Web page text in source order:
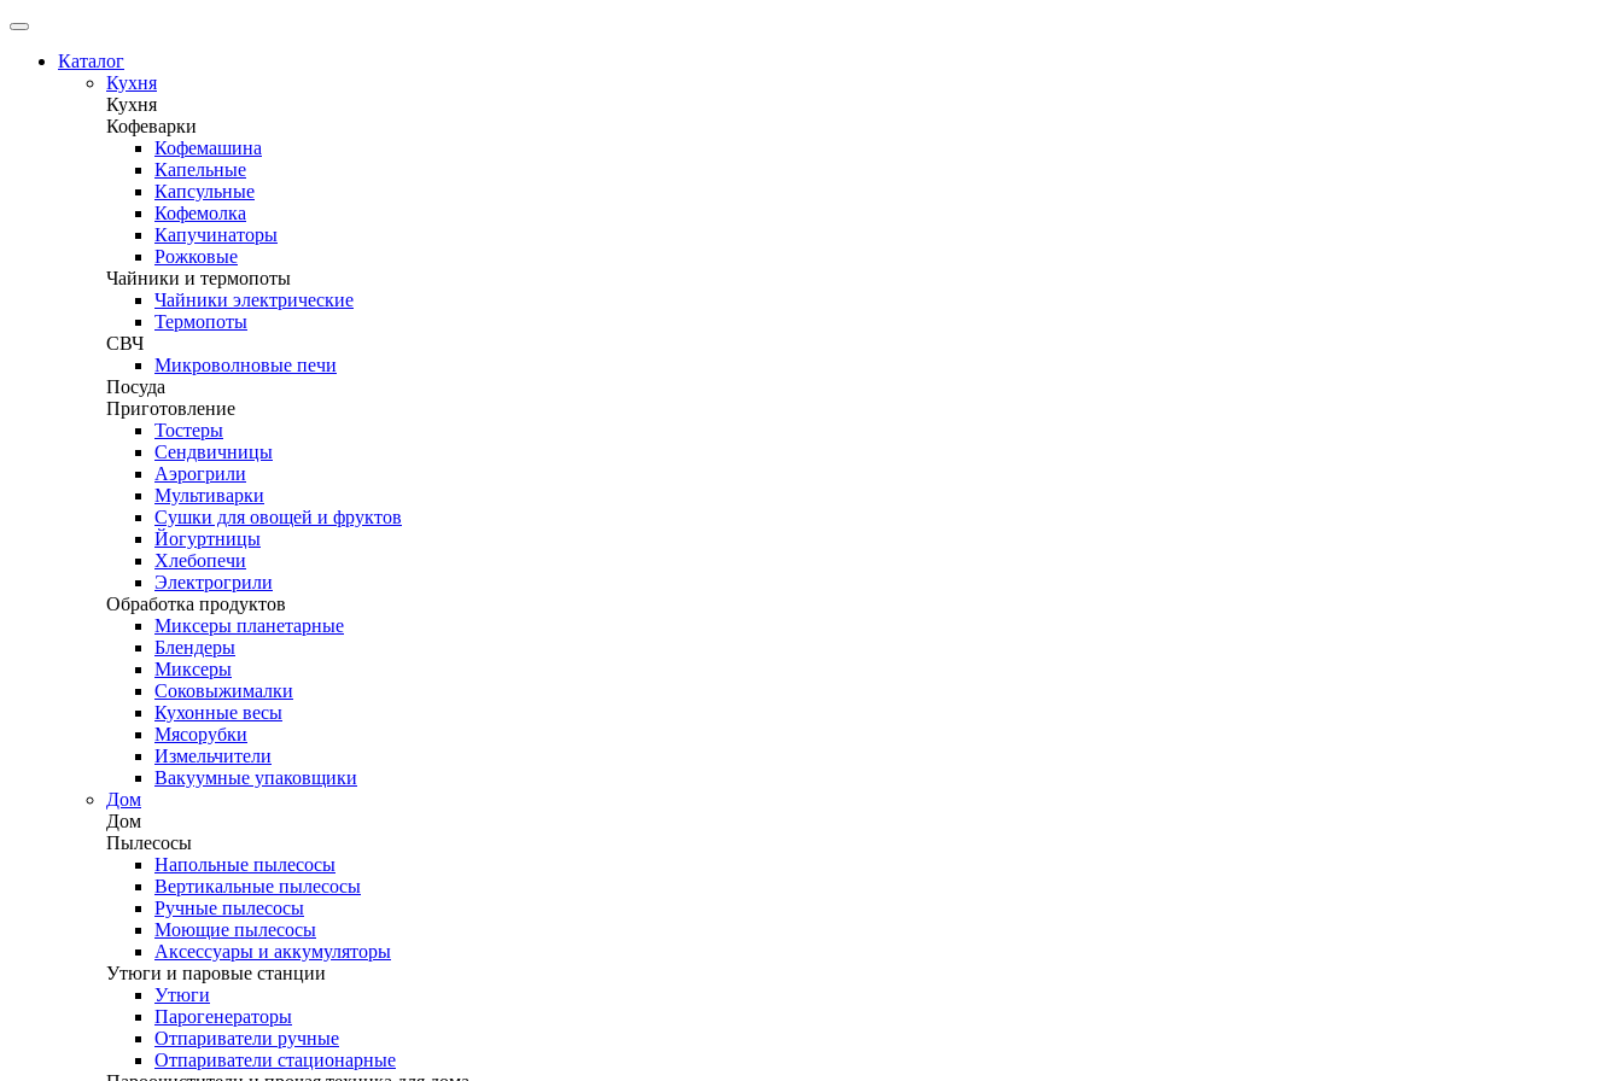
Каталог
Кухня
Кухня
Кофеварки
Кофемашина
Капельные
Капсульные
Кофемолка
Капучинаторы
Рожковые
Чайники и термопоты
Чайники электрические
Термопоты
СВЧ
Микроволновые печи
Посуда
Приготовление
Тостеры
Сендвичницы
Аэрогрили
Мультиварки
Сушки для овощей и фруктов
Йогуртницы
Хлебопечи
Электрогрили
Обработка продуктов
Миксеры планетарные
Блендеры
Миксеры
Соковыжималки
Кухонные весы
Мясорубки
Измельчители
Вакуумные упаковщики
Дом
Дом
Пылесосы
Напольные пылесосы
Вертикальные пылесосы
Ручные пылесосы
Моющие пылесосы
Аксессуары и аккумуляторы
Утюги и паровые станции
Утюги
Парогенераторы
Отпариватели ручные
Отпариватели стационарные